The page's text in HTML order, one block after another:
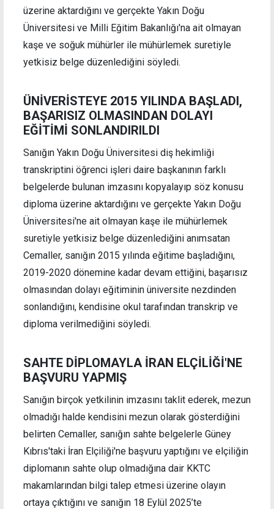
üzerine aktardığını ve gerçekte Yakın Doğu
Üniversitesi ve Milli Eğitim Bakanlığı'na ait olmayan
kaşe ve soğuk mühürler ile mühürlemek suretiyle
yetkisiz belge düzenlediğini söyledi.
ÜNİVERİSTEYE 2015 YILINDA BAŞLADI,
BAŞARISIZ OLMASINDAN DOLAYI
EĞİTİMİ SONLANDIRILDI
Sanığın Yakın Doğu Üniversitesi diş hekimliği
transkriptini öğrenci işleri daire başkanının farklı
belgelerde bulunan imzasını kopyalayıp söz konusu
diploma üzerine aktardığını ve gerçekte Yakın Doğu
Üniversitesi'ne ait olmayan kaşe ile mühürlemek
suretiyle yetkisiz belge düzenlediğini anımsatan
Cemaller, sanığın 2015 yılında eğitime başladığını,
2019-2020 dönemine kadar devam ettiğini, başarısız
olmasından dolayı eğitiminin üniversite nezdinden
sonlandığını, kendisine okul tarafından transkrip ve
diploma verilmediğini söyledi.
SAHTE DİPLOMAYLA İRAN ELÇİLİĞİ'NE
BAŞVURU YAPMIŞ
Sanığın birçok yetkilinin imzasını taklit ederek, mezun
olmadığı halde kendisini mezun olarak gösterdiğini
belirten Cemaller, sanığın sahte belgelerle Güney
Kıbrıs'taki İran Elçiliği'ne başvuru yaptığını ve elçiliğin
diplomanın sahte olup olmadığına dair KKTC
makamlarından bilgi talep etmesi üzerine olayın
ortaya çıktığını ve sanığın 18 Eylül 2025’te